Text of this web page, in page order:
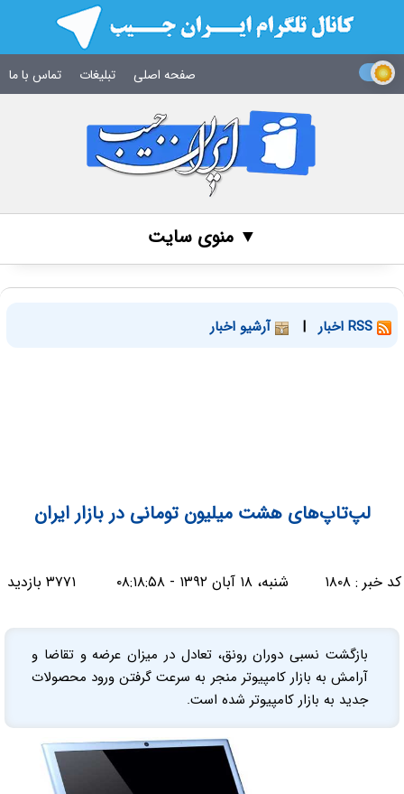
صفحه اصلی تبلیغات تماس با ما
▼ منوی سایت
| آرشیو اخبار
لپ‌تاپ‌های هشت میلیون تومانی در بازار ایران
کد خبر :۱۸۰۸ شنبه، ۱۸ آبان ۱۳۹۲ - ۰۸:۱۸:۵۸ ۳۷۷۱ بازدید
بازگشت نسبی دوران رونق، تعادل در میزان عرضه و تقاضا و
آرامش به بازار کامپیوتر منجر به سرعت گرفتن ورود محصولات
جدید به بازار کامپیوتر شده است.